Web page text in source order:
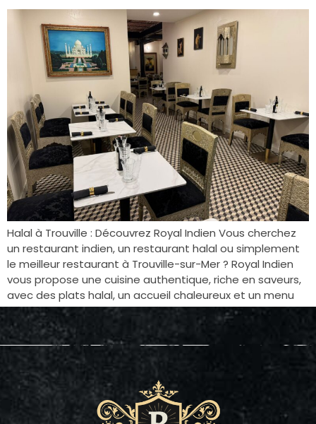
Halal à Trouville : Découvrez Royal Indien Vous cherchez
un restaurant indien, un restaurant halal ou simplement
le meilleur restaurant à Trouville-sur-Mer ? Royal Indien
vous propose une cuisine authentique, riche en saveurs,
avec des plats halal, un accueil chaleureux et un menu
généreux. Une véritable expérience culinaire indienne à
découvrir. Découvrez notre restaurant : […]